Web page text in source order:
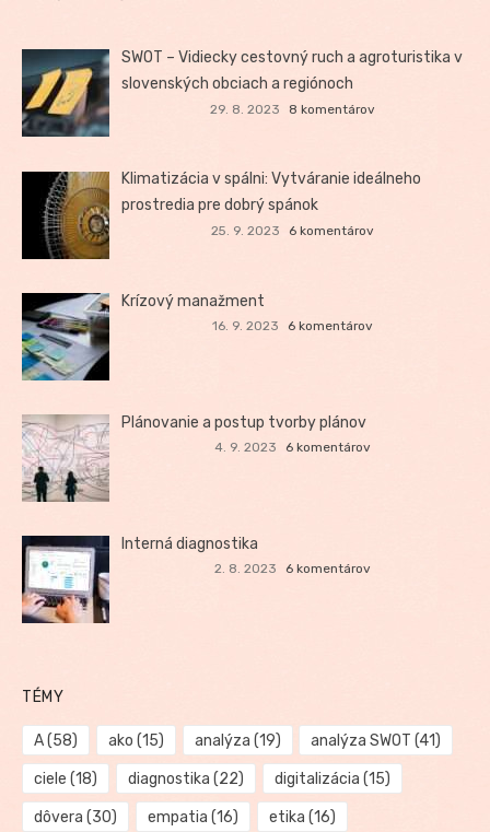
SWOT – Vidiecky cestovný ruch a agroturistika v
slovenských obciach a regiónoch
29. 8. 2023 8 komentárov
Klimatizácia v spálni: Vytváranie ideálneho
prostredia pre dobrý spánok
25. 9. 2023 6 komentárov
Krízový manažment
16. 9. 2023 6 komentárov
Plánovanie a postup tvorby plánov
4. 9. 2023 6 komentárov
Interná diagnostika
2. 8. 2023 6 komentárov
TÉMY
A(58) ako (15) analýza (19) analýza SWOT (41)
ciele (18) diagnostika (22) digitalizácia (15)
dôvera (30) empatia (16) etika (16)